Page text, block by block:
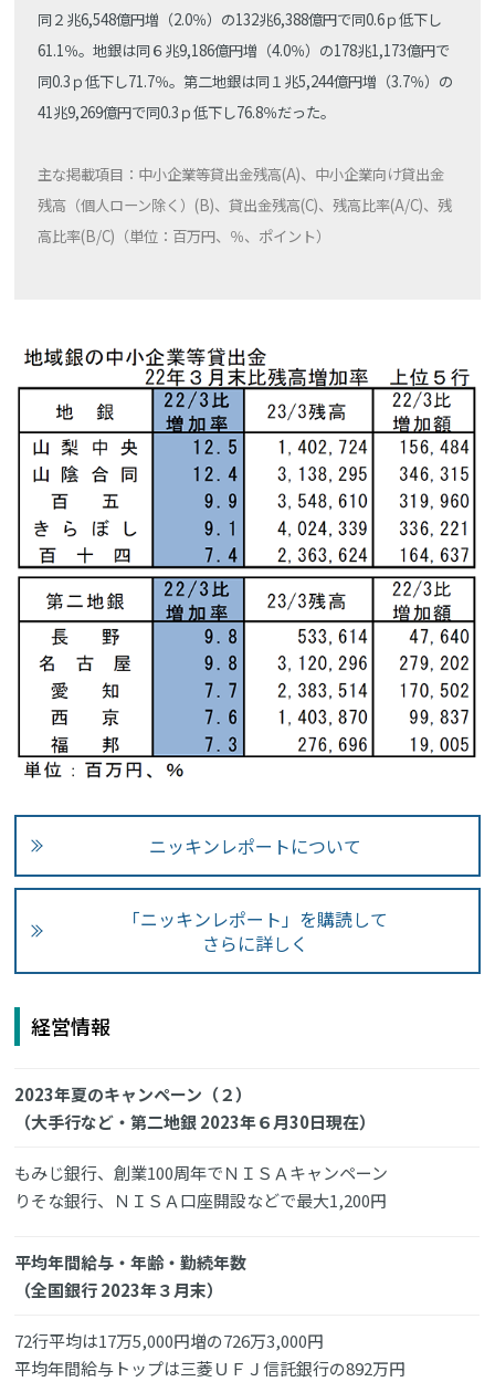
同２兆6,548億円増（2.0％）の132兆6,388億円で同0.6ｐ低下し
61.1％。地銀は同６兆9,186億円増（4.0％）の178兆1,173億円で
同0.3ｐ低下し71.7％。第二地銀は同１兆5,244億円増（3.7％）の
41兆9,269億円で同0.3ｐ低下し76.8％だった。
主な掲載項目：中小企業等貸出金残高(A)、中小企業向け貸出金
残高（個人ローン除く）(B)、貸出金残高(C)、残高比率(A/C)、残
高比率(B/C)（単位：百万円、％、ポイント）
ニッキンレポートについて
「ニッキンレポート」を購読して
さらに詳しく
経営情報
2023年夏のキャンペーン（２）
（大手行など・第二地銀 2023年６月30日現在）
もみじ銀行、創業100周年でＮＩＳＡキャンペーン
りそな銀行、ＮＩＳＡ口座開設などで最大1,200円
平均年間給与・年齢・勤続年数
（全国銀行 2023年３月末）
72行平均は17万5,000円増の726万3,000円
平均年間給与トップは三菱ＵＦＪ信託銀行の892万円